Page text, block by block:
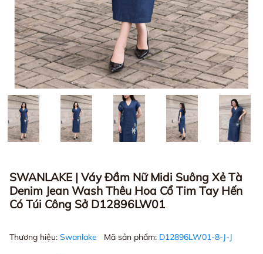
SWANLAKE | Váy Đầm Nữ Midi Suông Xẻ Tà
Denim Jean Wash Thêu Hoa Cổ Tim Tay Hến
Có Túi Công Sở D12896LW01
Thương hiệu: Swanlake Mã sản phẩm: D12896LW01-8-J-J